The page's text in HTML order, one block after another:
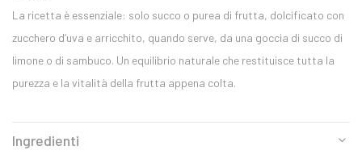
La ricetta è essenziale: solo succo o purea di frutta, dolcificato con
zucchero d’uva e arricchito, quando serve, da una goccia di succo di
limone o di sambuco. Un equilibrio naturale che restituisce tutta la
purezza e la vitalità della frutta appena colta.
Ingredienti